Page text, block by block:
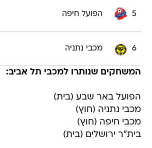
5 הפועל חיפה
6 מכבי נתניה
המשחקים שנותרו למכבי תל אביב:
הפועל באר שבע (בית)
מכבי נתניה (חוץ)
מכבי חיפה (חוץ)
בית"ר ירושלים (בית)